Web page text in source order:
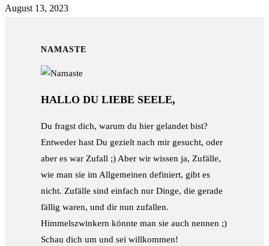
August 13, 2023
NAMASTE
HALLO DU LIEBE SEELE,
Du fragst dich, warum du hier gelandet bist?
Entweder hast Du gezielt nach mir gesucht, oder
aber es war Zufall ;) Aber wir wissen ja, Zufälle,
wie man sie im Allgemeinen definiert, gibt es
nicht. Zufälle sind einfach nur Dinge, die gerade
fällig waren, und dir nun zufallen.
Himmelszwinkern könnte man sie auch nennen ;)
Schau dich um und sei willkommen!